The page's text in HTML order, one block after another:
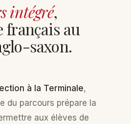
intégré,
français au
saxon.
à la Terminale,
du parcours prépare la
aux élèves de